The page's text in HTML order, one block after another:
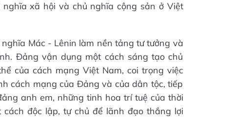
xã hội và chủ nghĩa cộng sản ở Việt
nghĩa Mác - Lênin làm nền tảng tư tưởng và
Đảng vận dụng một cách sáng tạo chủ
của cách mạng Việt Nam, coi trọng việc
cách mạng của Đảng và của dân tộc, tiếp
anh em, những tinh hoa trí tuệ của thời
độc lập, tự chủ để lãnh đạo thắng lợi